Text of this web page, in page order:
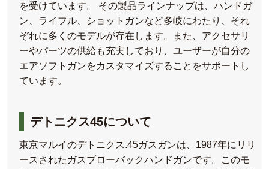
を受けています。 その製品ラインナップは、ハンドガ
ン、ライフル、ショットガンなど多岐にわたり、それ
ぞれに多くのモデルが存在します。また、アクセサリ
ーやパーツの供給も充実しており、ユーザーが自分の
エアソフトガンをカスタマイズすることをサポートし
ています。
デトニクス45について
東京マルイのデトニクス.45ガスガンは、1987年にリリ
ースされたガスブローバックハンドガンです。このモ